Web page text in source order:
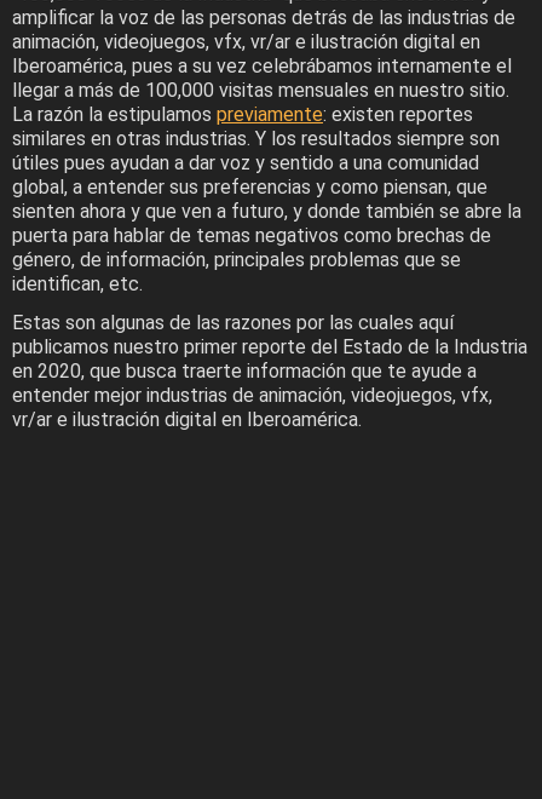
amplificar la voz de las personas detrás de las industrias de
animación, videojuegos, vfx, vr/ar e ilustración digital en
Iberoamérica, pues a su vez celebrábamos internamente el
llegar a más de 100,000 visitas mensuales en nuestro sitio.
La razón la estipulamos previamente: existen reportes
similares en otras industrias. Y los resultados siempre son
útiles pues ayudan a dar voz y sentido a una comunidad
global, a entender sus preferencias y como piensan, que
sienten ahora y que ven a futuro, y donde también se abre la
puerta para hablar de temas negativos como brechas de
género, de información, principales problemas que se
identifican, etc.
Estas son algunas de las razones por las cuales aquí
publicamos nuestro primer reporte del Estado de la Industria
en 2020, que busca traerte información que te ayude a
entender mejor industrias de animación, videojuegos, vfx,
vr/ar e ilustración digital en Iberoamérica.